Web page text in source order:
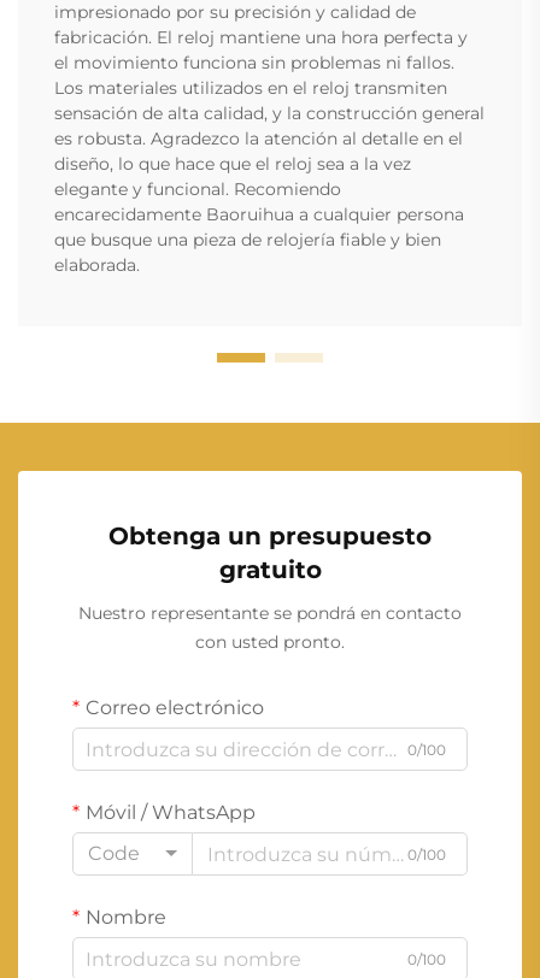
impresionado por su precisión y calidad de
fabricación. El reloj mantiene una hora perfecta y
el movimiento funciona sin problemas ni fallos.
Los materiales utilizados en el reloj transmiten
sensación de alta calidad, y la construcción general
es robusta. Agradezco la atención al detalle en el
diseño, lo que hace que el reloj sea a la vez
elegante y funcional. Recomiendo
encarecidamente Baoruihua a cualquier persona
que busque una pieza de relojería fiable y bien
elaborada.
Obtenga un presupuesto
gratuito
Nuestro representante se pondrá en contacto
con usted pronto.
Correo electrónico
0/100
Móvil / WhatsApp
Code
0/100
Nombre
0/100